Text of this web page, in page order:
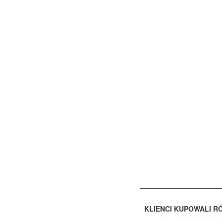
KLIENCI KUPOWALI